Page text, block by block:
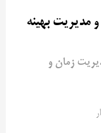
و مدیریت بهینه
زمان و